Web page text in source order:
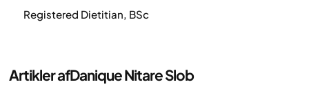
Registered Dietitian, BSc
Artikler afDanique Nitare Slob